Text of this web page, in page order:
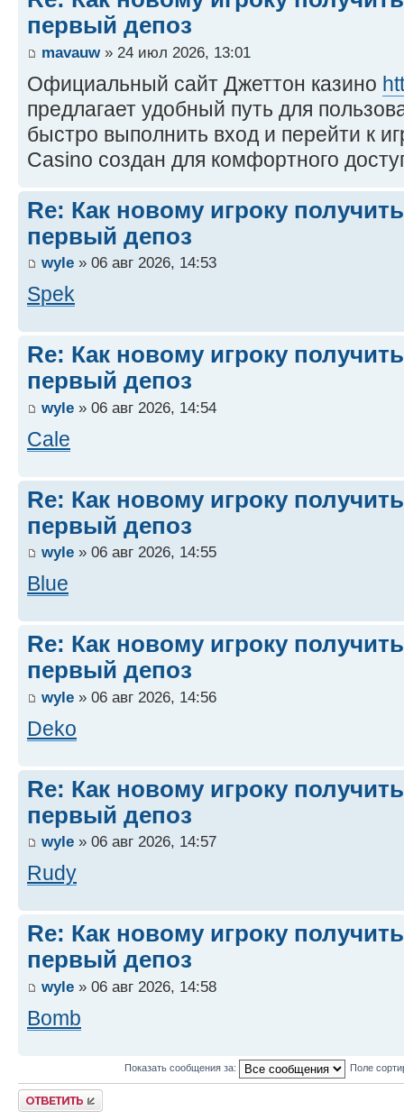
первый депоз
mavauw» 24 июл 2026, 13:01
Официальный сайт Джеттон казино
предлагает удобный путь для
быстро выполнить вход и перейти к
Casino создан для комфортного
Re: Как новому игроку
первый депоз
wyle » 06 авг 2026, 14:53
Spek
Re: Как новому игроку
первый депоз
wyle » 06 авг 2026, 14:54
Cale
Re: Как новому игроку
первый депоз
wyle » 06 авг 2026, 14:55
Blue
Re: Как новому игроку
первый депоз
wyle » 06 авг 2026, 14:56
Deko
Re: Как новому игроку
первый депоз
wyle » 06 авг 2026, 14:57
Rudy
Re: Как новому игроку
первый депоз
wyle » 06 авг 2026, 14:58
Bomb
Показать сообщения за: Поле
Ответить